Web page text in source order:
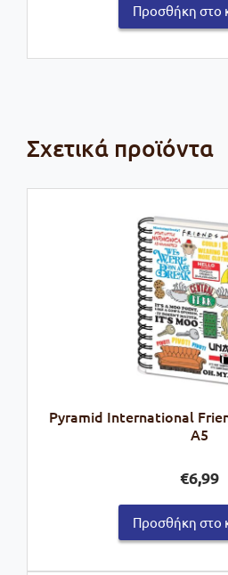
Προσθήκη στο
Σχετικά προϊόντα
Pyramid International
A5
€6,99
Προσθήκη στο